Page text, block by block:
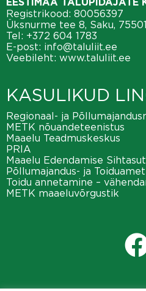
EESTIMAA TALUPIDAJATE
Registrikood: 80056397
Üksnurme tee 8, Saku,
Tel: +372 604 1783
E-post: info@taluliit.ee
Veebileht: www.taluliit.ee
KASULIKUD
Regionaal- ja
METK nõuandeteenistus
Maaelu Teadmuskeskus
PRIA
Maaelu Edendamise
Põllumajandus- ja Toiduamet
Toidu annetamine –
METK maaeluvõrgustik